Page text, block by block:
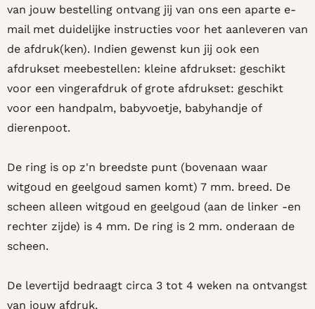
van jouw bestelling ontvang jij van ons een aparte e-
mail met duidelijke instructies voor het aanleveren van
de afdruk(ken). Indien gewenst kun jij ook een
afdrukset meebestellen: kleine afdrukset: geschikt
voor een vingerafdruk of grote afdrukset: geschikt
voor een handpalm, babyvoetje, babyhandje of
dierenpoot.
De ring is op z'n breedste punt (bovenaan waar
witgoud en geelgoud samen komt) 7 mm. breed. De
scheen alleen witgoud en geelgoud (aan de linker -en
rechter zijde) is 4 mm. De ring is 2 mm. onderaan de
scheen.
De levertijd bedraagt circa 3 tot 4 weken na ontvangst
van jouw afdruk.